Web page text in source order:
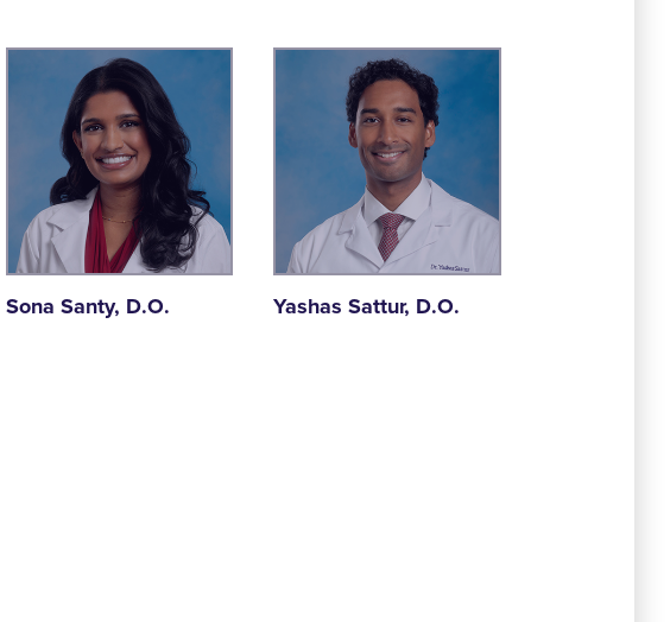
Sona Santy, D.O. Yashas Sattur, D.O.